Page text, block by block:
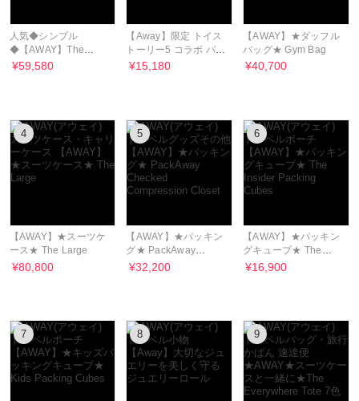
人気◆シンプル
◆【AWAY】The
Everywhere Bag ◆バ
¥59,580
【Away】限定 トイス
トーリー5 コラボ パッ
キングキューブ 3点
¥15,180
【AWAY】★ダッフル
バッグ★ Gym Bag
¥40,700
4
【AWAY】★スーツケ
ース★ The Large
¥80,800
5
【AWAY】★パッキン
グ★ PackAway
Checked
¥32,200
6
【AWAY】★パッキン
グキューブ★ The
Insider Packing
¥16,900
7 8 9